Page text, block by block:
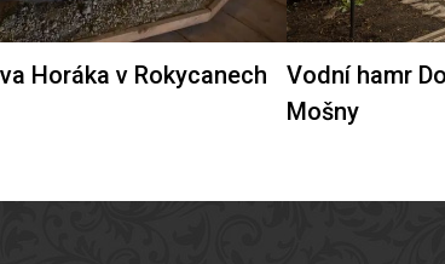
Horáka v Rokycanech
Vodní hamr
Mošny